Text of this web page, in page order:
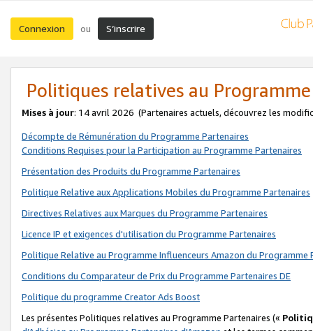
Connexion ou S’inscrire
Politiques relatives au
Mises à jour: 14 avril 2026 (Partenaires actuels, découvrez les
Décompte de Rémunération du Programme Partenaires
Conditions Requises pour la Participation au Programme Partenaires
Présentation des Produits du Programme Partenaires
Politique Relative aux Applications Mobiles du Programme Partenaires
Directives Relatives aux Marques du Programme Partenaires
Licence IP et exigences d'utilisation du Programme Partenaires
Politique Relative au Programme Influenceurs Amazon du Programme
Conditions du Comparateur de Prix du Programme Partenaires DE
Politique du programme Creator Ads Boost
Les présentes Politiques relatives au Programme Partenaires («